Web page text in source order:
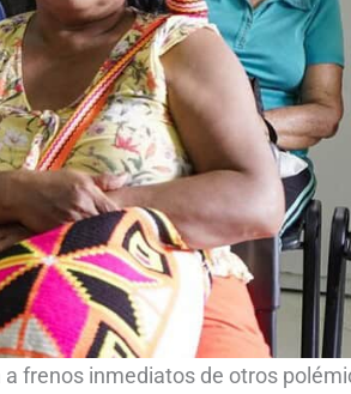
frenos inmediatos de otros